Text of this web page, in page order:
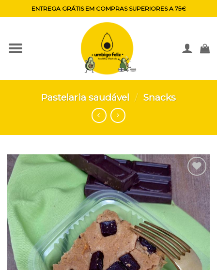
to
ENTREGA GRÁTIS EM COMPRAS SUPERIORES A 75€
Pastelaria saudável / Snacks
Adicionar
aos
favoritos